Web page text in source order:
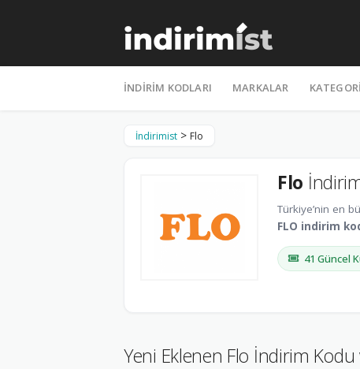
to
İNDIRIM KODLARI MARKALAR
İndirimist > Flo
Flo
Türkiye’nin en
FLO indirim
41 Güncel
Yeni Eklenen Flo İndirim